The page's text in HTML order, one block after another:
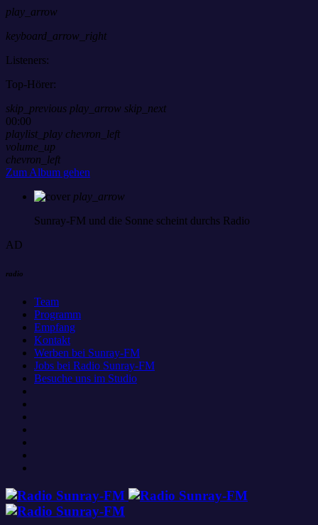
play_arrow
keyboard_arrow_right
Listeners:
Top-Hörer:
skip_previous play_arrow skip_next
00:00
playlist_play chevron_left
volume_up
chevron_left
Zum Album gehen
play_arrow
Sunray-FM und die Sonne scheint durchs Radio
AD
radio
Team
Programm
Empfang
Kontakt
Werben bei Sunray-FM
Jobs bei Radio Sunray-FM
Besuche uns im Studio